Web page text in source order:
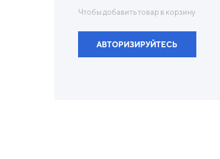
Чтобы добавить товар в корзину
АВТОРИЗИРУЙТЕСЬ